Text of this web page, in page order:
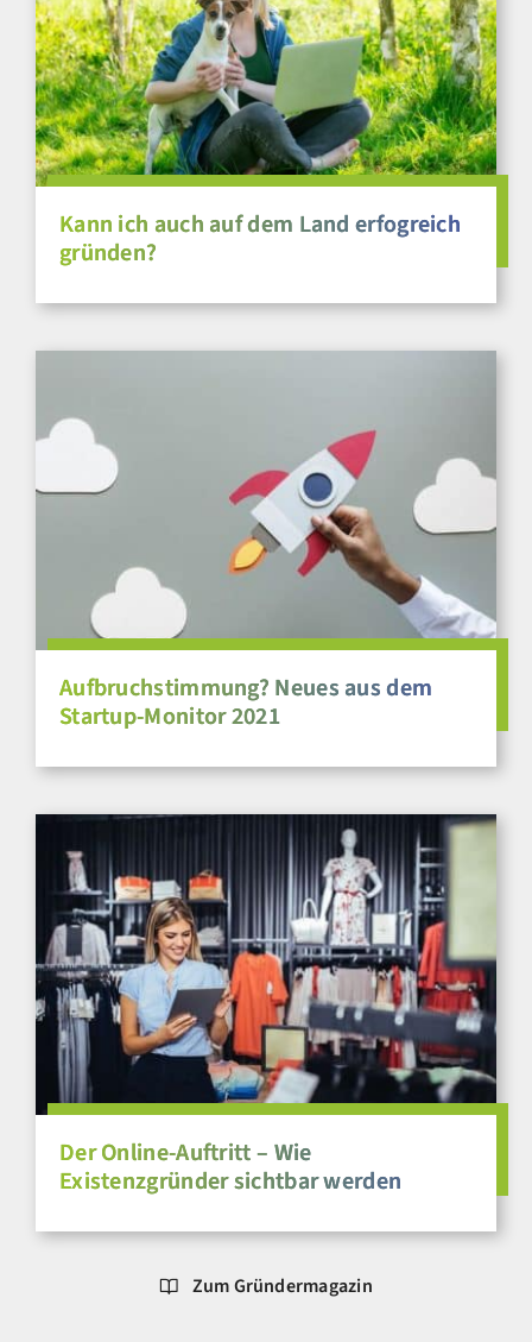
Kann ich auch auf dem Land erfogreich
gründen?
Aufbruchstimmung? Neues aus dem
Startup-Monitor 2021
Der Online-Auftritt – Wie
Existenzgründer sichtbar werden
Zum Gründermagazin